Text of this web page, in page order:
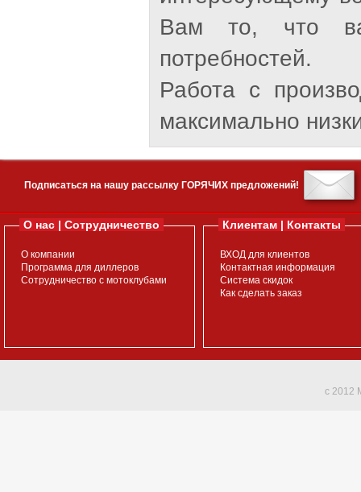
Вам то, что
потребностей.
Работа с
максимально
Подписаться на нашу рассылку ГОРЯЧИХ предложений!
О нас | Сотрудничество
О компании
Программа для диллеров
Сотрудничество с мотоклубами
Клиентам | Контакты
ВХОД для клиентов
Контактная информация
Система скидок
Как сделать заказ
c 2012